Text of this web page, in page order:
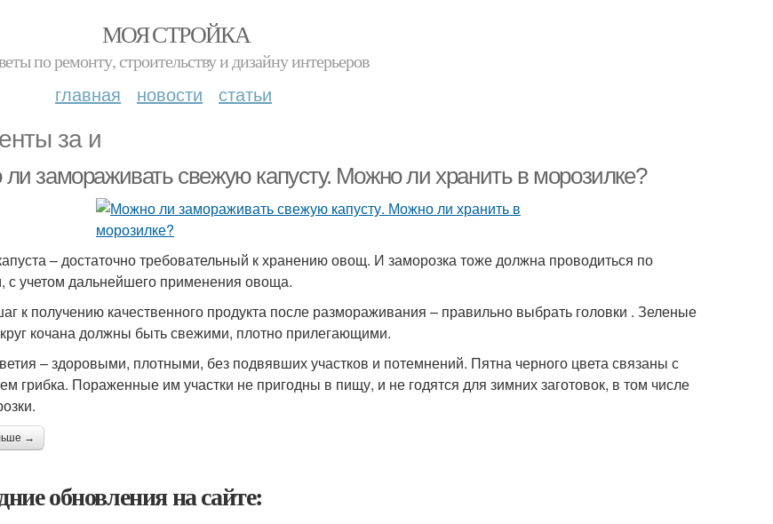
МОЯ СТРОЙКА
по ремонту, строительству и дизайну интерьеров
главная новости статьи
за и
замораживать свежую капусту. Можно ли хранить в морозилке?
– достаточно требовательный к хранению овощ. И заморозка тоже должна проводиться по
с учетом дальнейшего применения овоща.
к получению качественного продукта после размораживания – правильно выбрать головки . Зеленые
кочана должны быть свежими, плотно прилегающими.
– здоровыми, плотными, без подвявших участков и потемнений. Пятна черного цвета связаны с
грибка. Пораженные им участки не пригодны в пищу, и не годятся для зимних заготовок, в том числе
→
обновления на сайте: